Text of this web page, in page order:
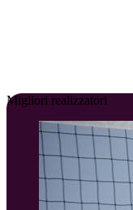
Migliori realizzatori